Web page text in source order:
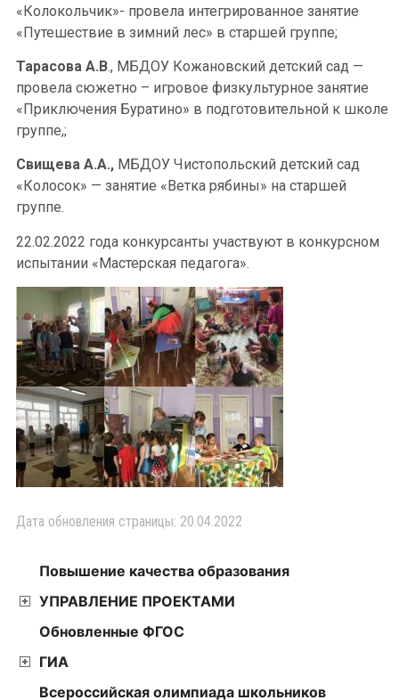
«Колокольчик»- провела интегрированное занятие
«Путешествие в зимний лес» в старшей группе;
Тарасова А.В., МБДОУ Кожановский детский сад —
провела сюжетно – игровое физкультурное занятие
«Приключения Буратино» в подготовительной к школе
группе,;
Свищева А.А., МБДОУ Чистопольский детский сад
«Колосок» — занятие «Ветка рябины» на старшей
группе.
22.02.2022 года конкурсанты участвуют в конкурсном
испытании «Мастерская педагога».
Дата обновления страницы: 20.04.2022
Повышение качества образования
УПРАВЛЕНИЕ ПРОЕКТАМИ
Обновленные ФГОС
ГИА
Всероссийская олимпиада школьников